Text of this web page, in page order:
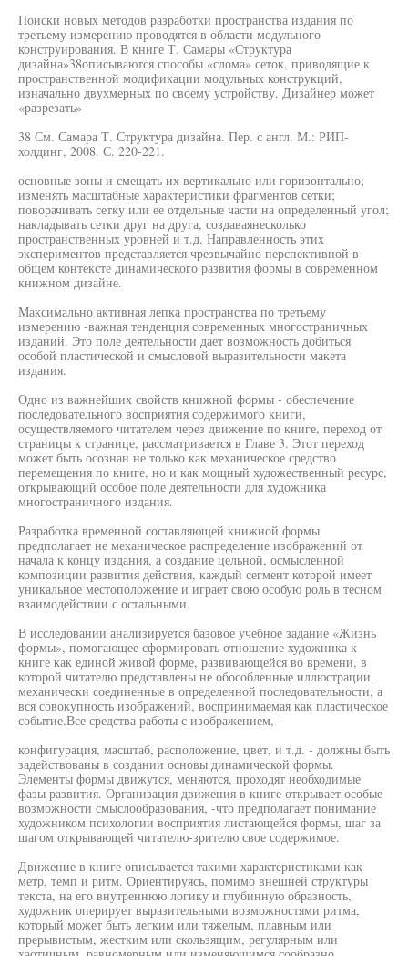
Поиски новых методов разработки пространства издания по
третьему измерению проводятся в области модульного
конструирования. В книге Т. Самары «Структура
дизайна»38описываются способы «слома» сеток, приводящие к
пространственной модификации модульных конструкций,
изначально двухмерных по своему устройству. Дизайнер может
«разрезать»
38 См. Самара Т. Структура дизайна. Пер. с англ. М.: РИП-
холдинг, 2008. С. 220-221.
основные зоны и смещать их вертикально или горизонтально;
изменять масштабные характеристики фрагментов сетки;
поворачивать сетку или ее отдельные части на определенный угол;
накладывать сетки друг на друга, создаваянесколько
пространственных уровней и т.д. Направленность этих
экспериментов представляется чрезвычайно перспективной в
общем контексте динамического развития формы в современном
книжном дизайне.
Максимально активная лепка пространства по третьему
измерению -важная тенденция современных многостраничных
изданий. Это поле деятельности дает возможность добиться
особой пластической и смысловой выразительности макета
издания.
Одно из важнейших свойств книжной формы - обеспечение
последовательного восприятия содержимого книги,
осуществляемого читателем через движение по книге, переход от
страницы к странице, рассматривается в Главе 3. Этот переход
может быть осознан не только как механическое средство
перемещения по книге, но и как мощный художественный ресурс,
открывающий особое поле деятельности для художника
многостраничного издания.
Разработка временной составляющей книжной формы
предполагает не механическое распределение изображений от
начала к концу издания, а создание цельной, осмысленной
композиции развития действия, каждый сегмент которой имеет
уникальное местоположение и играет свою особую роль в тесном
взаимодействии с остальными.
В исследовании анализируется базовое учебное задание «Жизнь
формы», помогающее сформировать отношение художника к
книге как единой живой форме, развивающейся во времени, в
которой читателю представлены не обособленные иллюстрации,
механически соединенные в определенной последовательности, а
вся совокупность изображений, воспринимаемая как пластическое
событие.Все средства работы с изображением, -
конфигурация, масштаб, расположение, цвет, и т.д. - должны быть
задействованы в создании основы динамической формы.
Элементы формы движутся, меняются, проходят необходимые
фазы развития. Организация движения в книге открывает особые
возможности смыслообразования, -что предполагает понимание
художником психологии восприятия листающейся формы, шаг за
шагом открывающей читателю-зрителю свое содержимое.
Движение в книге описывается такими характеристиками как
метр, темп и ритм. Ориентируясь, помимо внешней структуры
текста, на его внутреннюю логику и глубинную образность,
художник оперирует выразительными возможностями ритма,
который может быть легким или тяжелым, плавным или
прерывистым, жестким или скользящим, регулярным или